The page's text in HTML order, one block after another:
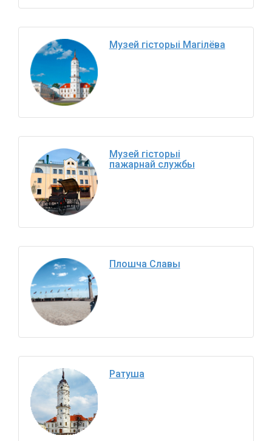
Музей гісторыі Магілёва
Музей гісторыі
пажарнай службы
Плошча Славы
Ратуша